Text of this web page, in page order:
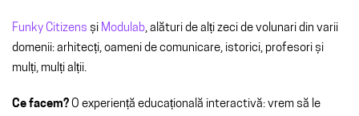
Funky Citizens și Modulab, alături de alți zeci de volunari din varii
domenii: arhitecți, oameni de comunicare, istorici, profesori și
mulți, mulți alții.
Ce facem? O experiență educațională interactivă: vrem să le